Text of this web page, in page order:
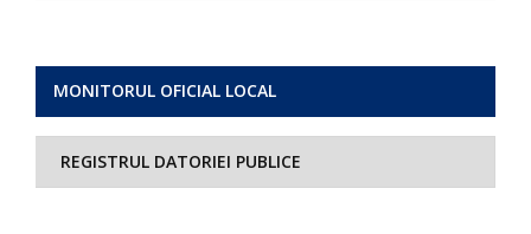
MONITORUL OFICIAL LOCAL
REGISTRUL DATORIEI PUBLICE